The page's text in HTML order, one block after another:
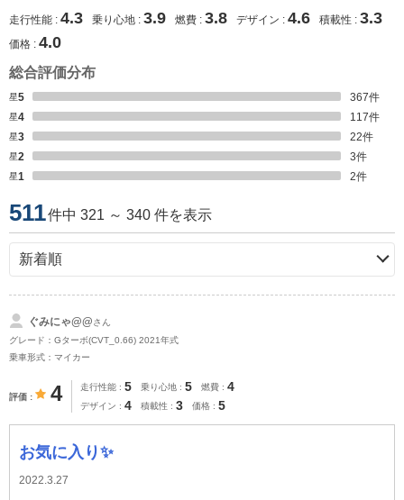
走行性能 4.3 乗り心地 3.9 燃費 3.8 デザイン 4.6 積載性 3.3
価格 4.0
総合評価分布
星5 367件
星4
117件
星3
22件
星2
3件
星1
2件
511件中 321 ～ 340 件を表示
ぐみにゃ@@さん
グレード：Gターボ(CVT_0.66) 2021年式
乗車形式：マイカー
評価 4 走行性能 5 乗り心地 5 燃費 4
デザイン 4 積載性 3 価格 5
お気に入り✨
2022.3.27